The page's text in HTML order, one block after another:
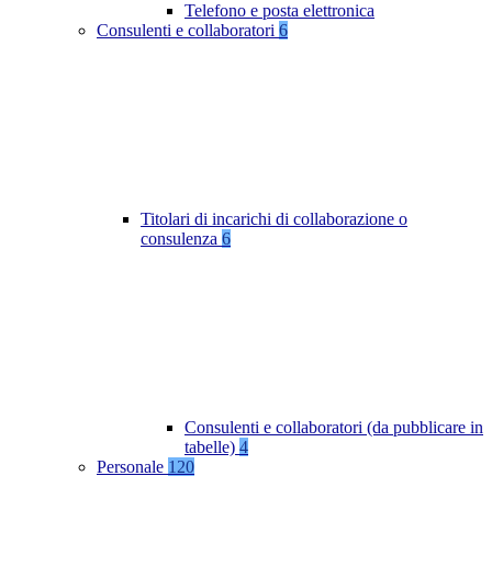
Telefono e posta elettronica
Consulenti e collaboratori 6
Titolari di incarichi di collaborazione o
consulenza 6
Consulenti e collaboratori (da pubblicare in
tabelle) 4
Personale 120